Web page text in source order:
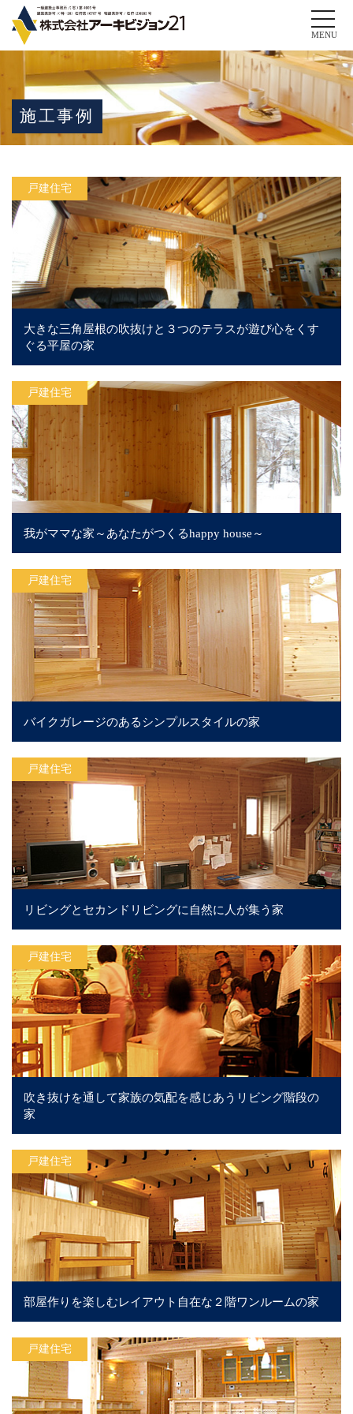
Toggle
MENU
施工事例
戸建住宅
大きな三角屋根の吹抜けと３つのテラスが遊び心をくす
ぐる平屋の家
戸建住宅
我がママな家～あなたがつくるhappy house～
戸建住宅
バイクガレージのあるシンプルスタイルの家
戸建住宅
リビングとセカンドリビングに自然に人が集う家
戸建住宅
吹き抜けを通して家族の気配を感じあうリビング階段の
家
戸建住宅
部屋作りを楽しむレイアウト自在な２階ワンルームの家
戸建住宅